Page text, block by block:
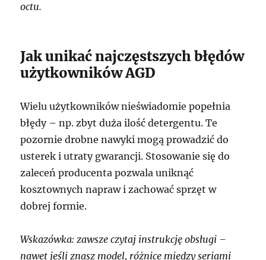
octu.
Jak unikać najczęstszych błędów
użytkowników AGD
Wielu użytkowników nieświadomie popełnia
błędy – np. zbyt duża ilość detergentu. Te
pozornie drobne nawyki mogą prowadzić do
usterek i utraty gwarancji. Stosowanie się do
zaleceń producenta pozwala uniknąć
kosztownych napraw i zachować sprzęt w
dobrej formie.
Wskazówka: zawsze czytaj instrukcję obsługi –
nawet jeśli znasz model, różnice między seriami